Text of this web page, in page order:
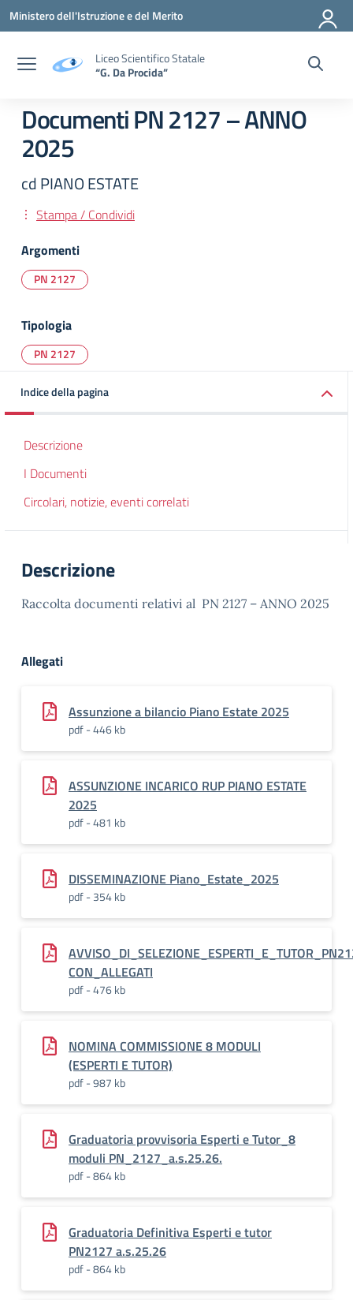
Vai ai contenuti
Vai al menu di navigazione
Vai al footer
Ministero dell'Istruzione e del Merito
Liceo Scientifico Statale
“G. Da Procida”
Documenti PN 2127 – ANNO
2025
cd PIANO ESTATE
Stampa / Condividi
Argomenti
PN 2127
Tipologia
PN 2127
Indice della pagina
Descrizione
I Documenti
Circolari, notizie, eventi correlati
Descrizione
Raccolta documenti relativi al PN 2127 – ANNO 2025
Allegati
Assunzione a bilancio Piano Estate 2025
pdf - 446 kb
ASSUNZIONE INCARICO RUP PIANO ESTATE
2025
pdf - 481 kb
DISSEMINAZIONE Piano_Estate_2025
pdf - 354 kb
CON_ALLEGATI
pdf - 476 kb
NOMINA COMMISSIONE 8 MODULI
(ESPERTI E TUTOR)
pdf - 987 kb
Graduatoria provvisoria Esperti e Tutor_8
moduli PN_2127_a.s.25.26.
pdf - 864 kb
Graduatoria Definitiva Esperti e tutor
PN2127 a.s.25.26
pdf - 864 kb